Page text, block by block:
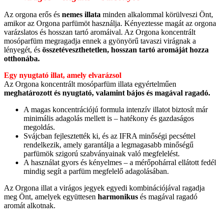
Az orgona erős és nemes illata minden alkalommal körülveszi Önt,
amikor az Orgona parfümöt használja. Kényeztesse magát az orgona
varázslatos és hosszan tartó aromáival. Az Orgona koncentrált
mosóparfüm megragadja ennek a gyönyörű tavaszi virágnak a
lényegét, és összetéveszthetetlen, hosszan tartó aromáját hozza
otthonába.
Egy nyugtató illat, amely elvarázsol
Az Orgona koncentrált mosóparfüm illata egyértelműen
meghatározott és nyugtató, valamint bájos és magával ragadó.
A magas koncentrációjú formula intenzív illatot biztosít már
minimális adagolás mellett is – hatékony és gazdaságos
megoldás.
Svájcban fejlesztették ki, és az IFRA minőségi pecséttel
rendelkezik, amely garantálja a legmagasabb minőségű
parfümök szigorú szabványainak való megfelelést.
A használat gyors és kényelmes – a mérőpohárral ellátott fedél
mindig segít a parfüm megfelelő adagolásában.
Az Orgona illat a virágos jegyek egyedi kombinációjával ragadja
meg Önt, amelyek együttesen harmonikus és magával ragadó
aromát alkotnak.